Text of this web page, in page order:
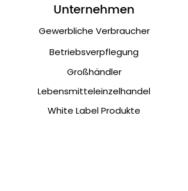
Unternehmen
Gewerbliche Verbraucher
Betriebsverpflegung
Großhändler
Lebensmitteleinzelhandel
White Label Produkte